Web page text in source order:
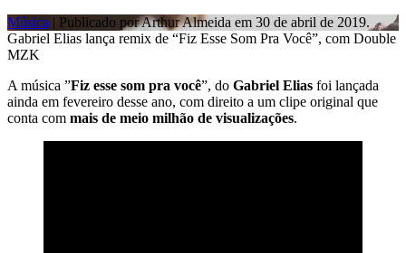
Música | Publicado por Arthur Almeida em 30 de abril de 2019.
Gabriel Elias lança remix de “Fiz Esse Som Pra Você”, com Double
MZK
A música ”Fiz esse som pra você”, do Gabriel Elias foi lançada
ainda em fevereiro desse ano, com direito a um clipe original que
conta com mais de meio milhão de visualizações.